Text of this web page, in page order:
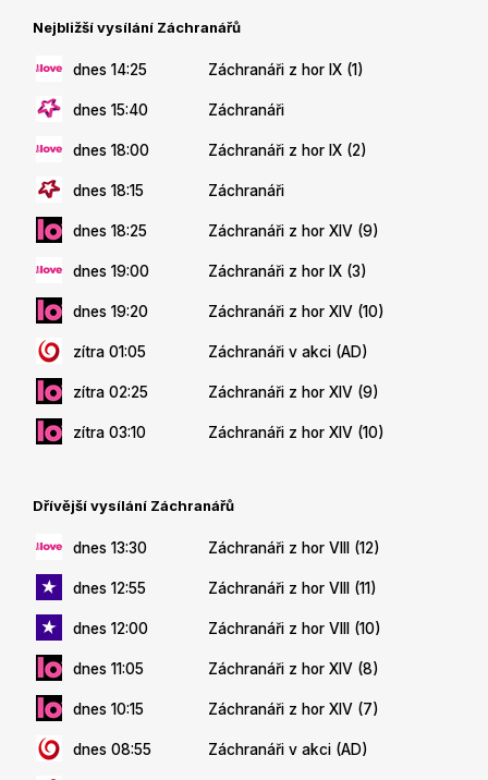
Nejbližší vysílání Záchranářů
dnes 14:25 Záchranáři z hor IX (1)
dnes 15:40 Záchranáři
dnes 18:00 Záchranáři z hor IX (2)
dnes 18:15 Záchranáři
dnes 18:25 Záchranáři z hor XIV (9)
dnes 19:00 Záchranáři z hor IX (3)
dnes 19:20 Záchranáři z hor XIV (10)
zítra 01:05 Záchranáři v akci (AD)
zítra 02:25 Záchranáři z hor XIV (9)
zítra 03:10 Záchranáři z hor XIV (10)
Dřívější vysílání Záchranářů
dnes 13:30 Záchranáři z hor VIII (12)
dnes 12:55 Záchranáři z hor VIII (11)
dnes 12:00 Záchranáři z hor VIII (10)
dnes 11:05 Záchranáři z hor XIV (8)
dnes 10:15 Záchranáři z hor XIV (7)
dnes 08:55 Záchranáři v akci (AD)